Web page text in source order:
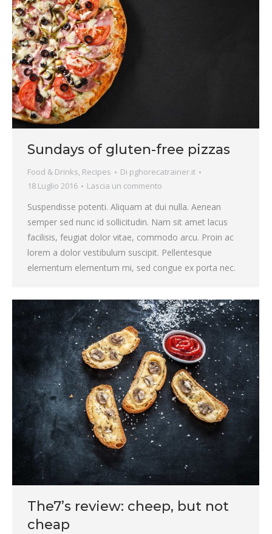
Sundays of gluten-free pizzas
Food & Drinks, Recipes Di pghorecatrainer.it
18 Luglio 2016
Lascia un commento
Suspendisse potenti. Aliquam at dui nulla. Aenean
semper sed nunc id sollicitudin. Nam sit amet lacus
facilisis, feugiat dolor vitae, commodo arcu. Proin ac
lorem a dolor vestibulum suscipit. Pellentesque
elementum elementum mi, sed congue ex porta nec.
The7’s review: cheep, but not
cheap